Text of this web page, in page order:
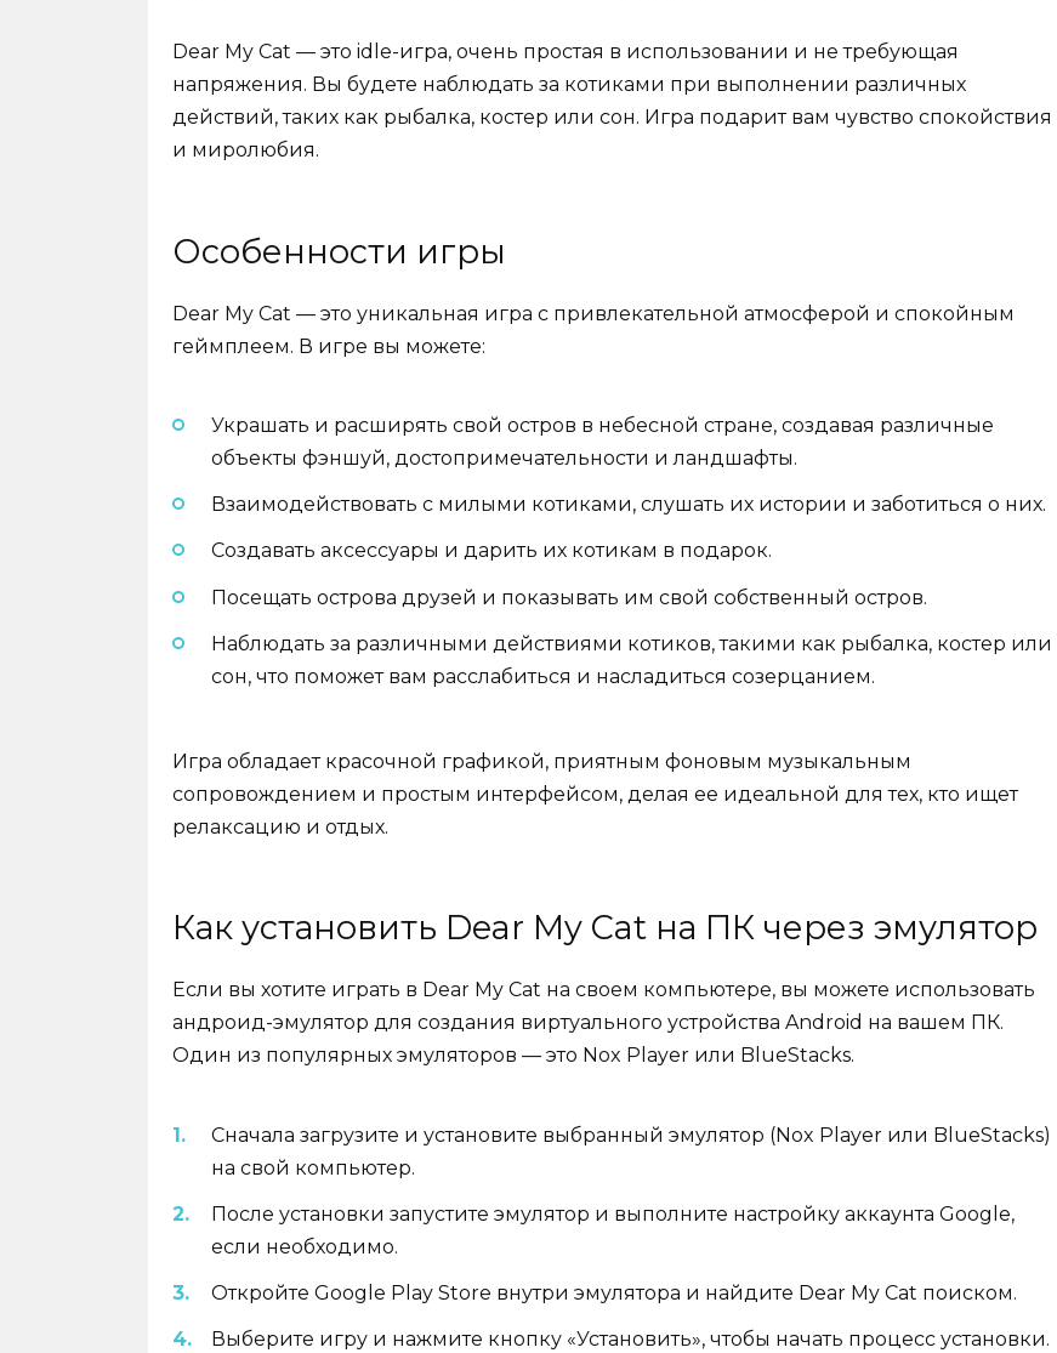
Dear My Cat — это idle-игра, очень простая в использовании и не требующая
напряжения. Вы будете наблюдать за котиками при выполнении различных
действий, таких как рыбалка, костер или сон. Игра подарит вам чувство спокойствия
и миролюбия.
Особенности игры
Dear My Cat — это уникальная игра с привлекательной атмосферой и спокойным
геймплеем. В игре вы можете:
Украшать и расширять свой остров в небесной стране, создавая различные
объекты фэншуй, достопримечательности и ландшафты.
Взаимодействовать с милыми котиками, слушать их истории и заботиться о них.
Создавать аксессуары и дарить их котикам в подарок.
Посещать острова друзей и показывать им свой собственный остров.
Наблюдать за различными действиями котиков, такими как рыбалка, костер или
сон, что поможет вам расслабиться и насладиться созерцанием.
Игра обладает красочной графикой, приятным фоновым музыкальным
сопровождением и простым интерфейсом, делая ее идеальной для тех, кто ищет
релаксацию и отдых.
Как установить Dear My Cat на ПК через эмулятор
Если вы хотите играть в Dear My Cat на своем компьютере, вы можете использовать
андроид-эмулятор для создания виртуального устройства Android на вашем ПК.
Один из популярных эмуляторов — это Nox Player или BlueStacks.
Сначала загрузите и установите выбранный эмулятор (Nox Player или BlueStacks)
на свой компьютер.
После установки запустите эмулятор и выполните настройку аккаунта Google,
если необходимо.
Откройте Google Play Store внутри эмулятора и найдите Dear My Cat поиском.
Выберите игру и нажмите кнопку «Установить», чтобы начать процесс установки.